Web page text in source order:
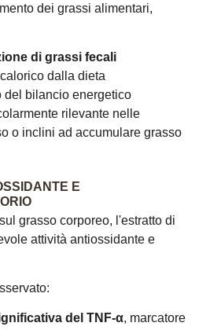
dei grassi alimentari,
di grassi fecali
dalla dieta
del bilancio energetico
rilevante nelle
o inclini ad accumulare grasso
E
grasso corporeo, l'estratto di
attività antiossidante e
del TNF-α, marcatore